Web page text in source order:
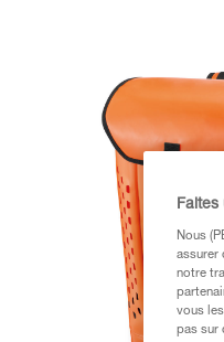
Faites
Nous
assurer
notre
vous
pas sur